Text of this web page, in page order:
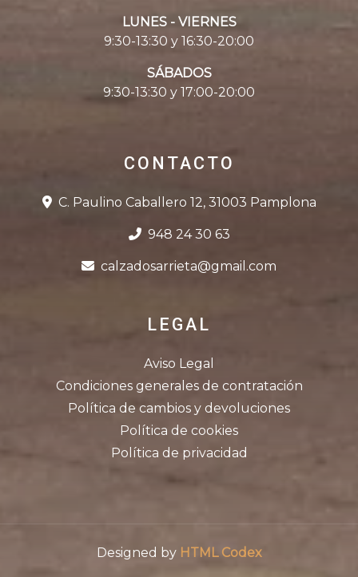
LUNES - VIERNES
9:30-13:30 y 16:30-20:00
SÁBADOS
9:30-13:30 y 17:00-20:00
CONTACTO
C. Paulino Caballero 12, 31003 Pamplona
948 24 30 63
calzadosarrieta@gmail.com
LEGAL
Aviso Legal
Condiciones generales de contratación
Política de cambios y devoluciones
Política de cookies
Política de privacidad
Designed by HTML Codex